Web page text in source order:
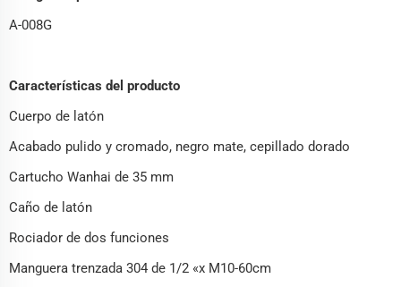
A-008G
Características del producto
Cuerpo de latón
Acabado pulido y cromado, negro mate, cepillado dorado
Cartucho Wanhai de 35 mm
Caño de latón
Rociador de dos funciones
Manguera trenzada 304 de 1/2 «x M10-60cm